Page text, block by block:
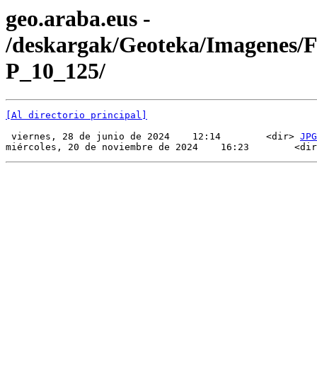
geo.araba.eus -
/deskargak/Geoteka/Imagenes/
P_10_125/
[Al directorio principal]
viernes, 28 de junio de 2024    12:14        <dir> JPG
miércoles, 20 de noviembre de 2024    16:23